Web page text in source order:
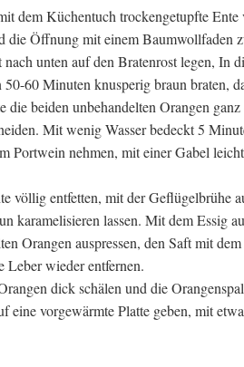
dem Küchentuch trockengetupfte
die Öffnung mit einem Baumwollfaden
unten auf den Bratenrost legen, In
60 Minuten knusperig braun braten,
die beiden unbehandelten Orangen
Mit wenig Wasser bedeckt 5
Portwein nehmen, mit einer Gabel
völlig entfetten, mit der Geflügelbrühe
karamelisieren lassen. Mit dem Essig
Orangen auspressen, den Saft mit
Leber wieder entfernen.
dick schälen und die
eine vorgewärmte Platte geben, mit